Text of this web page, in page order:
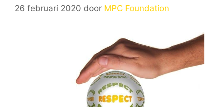
26 februari 2020 door MPC Foundation